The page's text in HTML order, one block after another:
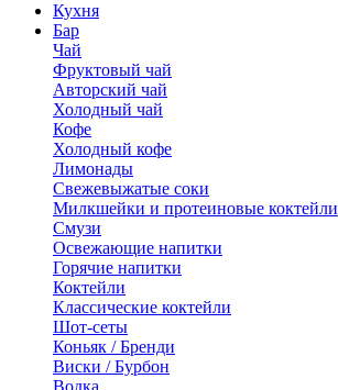
Кухня
Бар
Чай
Фруктовый чай
Авторский чай
Холодный чай
Кофе
Холодный кофе
Лимонады
Свежевыжатые соки
Милкшейки и протеиновые коктейли
Смузи
Освежающие напитки
Горячие напитки
Коктейли
Классические коктейли
Шот-сеты
Коньяк / Бренди
Виски / Бурбон